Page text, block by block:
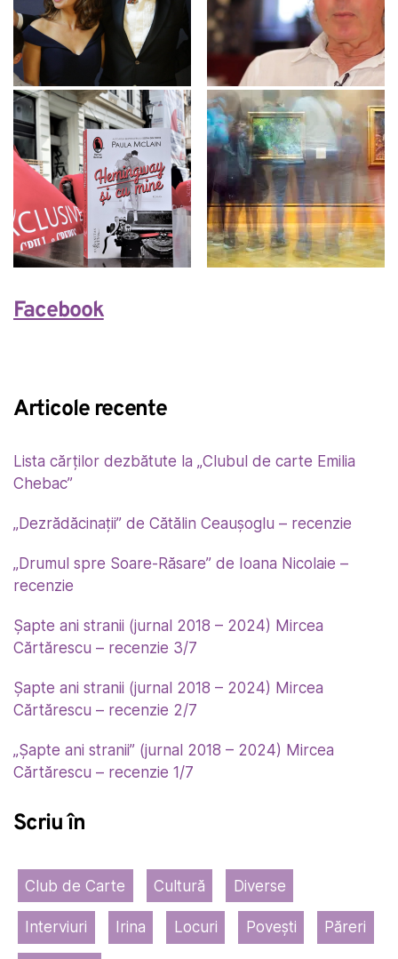
Facebook
Articole recente
Lista cărților dezbătute la „Clubul de carte Emilia
Chebac”
„Dezrădăcinații” de Cătălin Ceaușoglu – recenzie
„Drumul spre Soare-Răsare” de Ioana Nicolaie –
recenzie
Șapte ani stranii (jurnal 2018 – 2024) Mircea
Cărtărescu – recenzie 3/7
Șapte ani stranii (jurnal 2018 – 2024) Mircea
Cărtărescu – recenzie 2/7
„Șapte ani stranii” (jurnal 2018 – 2024) Mircea
Cărtărescu – recenzie 1/7
Scriu în
Club de Carte Cultură Diverse
Interviuri Irina Locuri Povești Păreri